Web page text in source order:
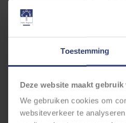
Toestemming
Deze website maakt
We gebruiken cookies om
websiteverkeer te